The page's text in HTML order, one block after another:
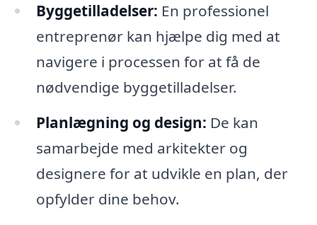
Byggetilladelser: En professionel
entreprenør kan hjælpe dig med at
navigere i processen for at få de
nødvendige byggetilladelser.
Planlægning og design: De kan
samarbejde med arkitekter og
designere for at udvikle en plan, der
opfylder dine behov.